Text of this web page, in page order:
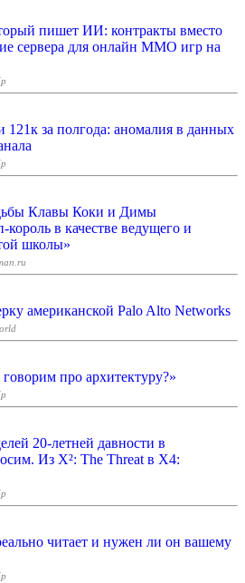
пишет ИИ: контракты вместо
сервера для онлайн ММО игр на
121к за полгода: аномалия в данных
Клавы Коки и Димы
в качестве ведущего и
школы»
американской Palo Alto Networks
про архитектуру?»
20-летней давности в
Из X²: The Threat в X4:
читает и нужен ли он вашему